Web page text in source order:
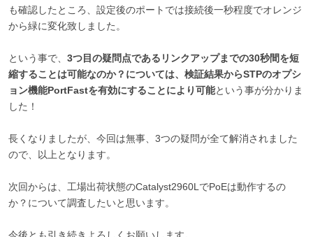
も確認したところ、設定後のポートでは接続後一秒程度でオレンジ
から緑に変化致しました。
という事で、 3つ目の疑問点であるリンクアップまでの30秒間を短
縮することは可能なのか？については、検証結果からSTPのオプシ
ョン機能PortFastを有効にすることにより可能という事が分かりま
した！
長くなりましたが、今回は無事、3つの疑問が全て解消されました
ので、以上となります。
次回からは、工場出荷状態のCatalyst2960LでPoEは動作するの
か？について調査したいと思います。